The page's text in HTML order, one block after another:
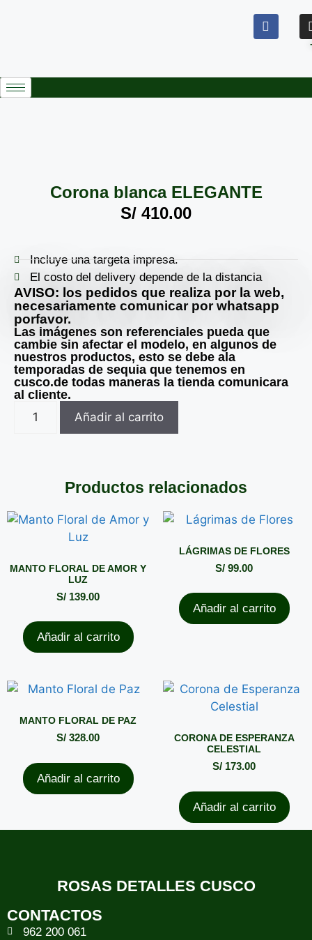
Corona blanca ELEGANTE
S/ 410.00
Incluye una targeta impresa.
El costo del delivery depende de la distancia
AVISO: los pedidos que realiza por la web,
necesariamente comunicar por whatsapp
porfavor.
Las imágenes son referenciales pueda que
cambie sin afectar el modelo, en algunos de
nuestros productos, esto se debe ala
temporadas de sequia que tenemos en
cusco.de todas maneras la tienda comunicara
al cliente.
Añadir al carrito
Productos relacionados
MANTO FLORAL DE AMOR Y
LUZ
S/ 139.00
Añadir al carrito
LÁGRIMAS DE FLORES
S/ 99.00
Añadir al carrito
MANTO FLORAL DE PAZ
S/ 328.00
Añadir al carrito
CORONA DE ESPERANZA
CELESTIAL
S/ 173.00
Añadir al carrito
ROSAS DETALLES CUSCO
CONTACTOS
962 200 061